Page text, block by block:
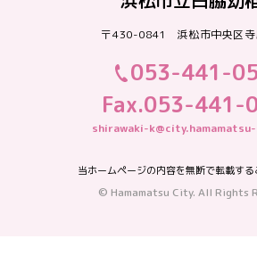
〒430-0841 浜松市中央区寺
053-441-
Fax.053-441-
shirawaki-
当ホームページの内容を無断で転載す
© Hamamatsu City. All Rights